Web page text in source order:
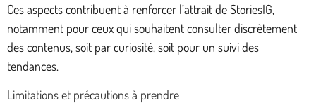
Ces aspects contribuent à renforcer l’attrait de StoriesIG,
notamment pour ceux qui souhaitent consulter discrètement
des contenus, soit par curiosité, soit pour un suivi des
tendances.
Limitations et précautions à prendre